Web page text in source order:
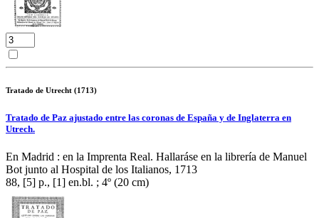
Tratado de Utrecht (1713)
Tratado de Paz ajustado entre las coronas de España y de Inglaterra en
Utrech.
En Madrid : en la Imprenta Real. Hallaráse en la librería de Manuel
Bot junto al Hospital de los Italianos, 1713
88, [5] p., [1] en.bl. ; 4º (20 cm)